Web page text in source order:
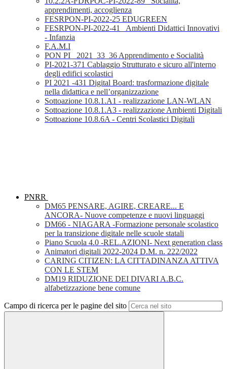
apprendimenti, accoglienza
FESRPON-PI-2022-25 EDUGREEN
FESRPON-PI-2022-41_ Ambienti Didattici Innovativi
- Infanzia
F.A.M.I
PON PI_ 2021_33_36 Apprendimento e Socialità
PI-2021-371 Cablaggio Strutturato e sicuro all'interno
degli edifici scolastici
PI 2021 -431 Digital Board: trasformazione digitale
nella didattica e nell’organizzazione
Sottoazione 10.8.1.A1 - realizzazione LAN-WLAN
Sottoazione 10.8.1.A3 - realizzazione Ambienti Digitali
Sottoazione 10.8.6A - Centri Scolastici Digitali
PNRR
DM65 PENSARE, AGIRE, CREARE... E
ANCORA- Nuove competenze e nuovi linguaggi
DM66 - NIAGARA -Formazione personale scolastico
per la transizione digitale nelle scuole statali
Piano Scuola 4.0 -REL.AZIONI- Next generation class
Animatori digitali 2022-2024 D.M. n. 222/2022
CARING CITIZEN: LA CITTADINANZA ATTIVA
CON LE STEM
DM19 RIDUZIONE DEI DIVARI A.B.C.
alfabetizzazione bene comune
Campo di ricerca per le pagine del sito